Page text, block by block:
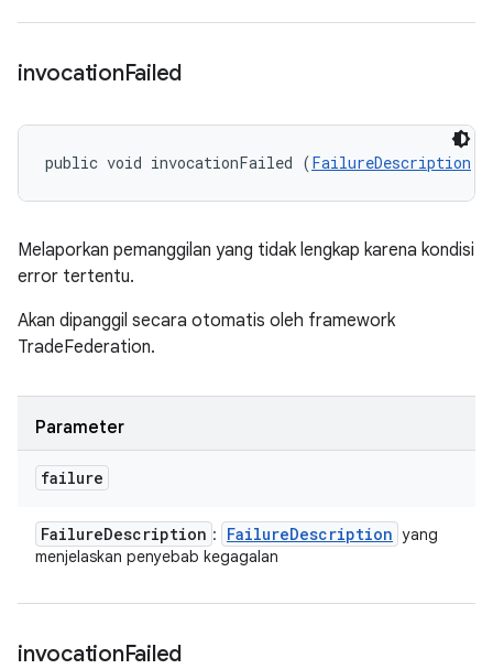
invocationFailed
public void invocationFailed (FailureDescription
Melaporkan pemanggilan yang tidak lengkap karena kondisi
error tertentu.
Akan dipanggil secara otomatis oleh framework
TradeFederation.
Parameter
failure
FailureDescription : FailureDescription yang
menjelaskan penyebab kegagalan
invocationFailed